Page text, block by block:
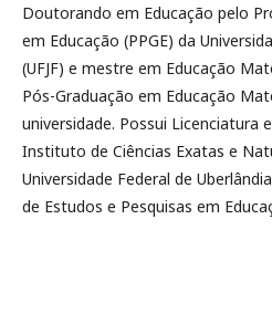
Doutorando em Educação pelo
em Educação (PPGE) da
(UFJF) e mestre em Educação
Pós-Graduação em Educação
universidade. Possui Licenciatura
Instituto de Ciências Exatas e
Universidade Federal de
de Estudos e Pesquisas em